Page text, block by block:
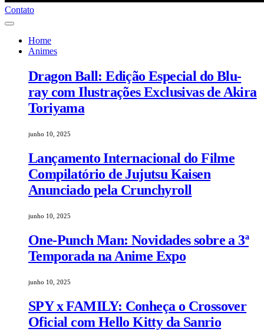
Contato
Home
Animes
Dragon Ball: Edição Especial do Blu-
ray com Ilustrações Exclusivas de Akira
Toriyama
junho 10, 2025
Lançamento Internacional do Filme
Compilatório de Jujutsu Kaisen
Anunciado pela Crunchyroll
junho 10, 2025
One-Punch Man: Novidades sobre a 3ª
Temporada na Anime Expo
junho 10, 2025
SPY x FAMILY: Conheça o Crossover
Oficial com Hello Kitty da Sanrio